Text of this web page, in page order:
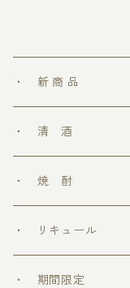
・ 新 商 品
・ 清 酒
勝鷹
・ 焼 酎
＞ めちゃうまシリー
・ リキュール
＞ ウフフの乳酸菌シ
・ 期間限定